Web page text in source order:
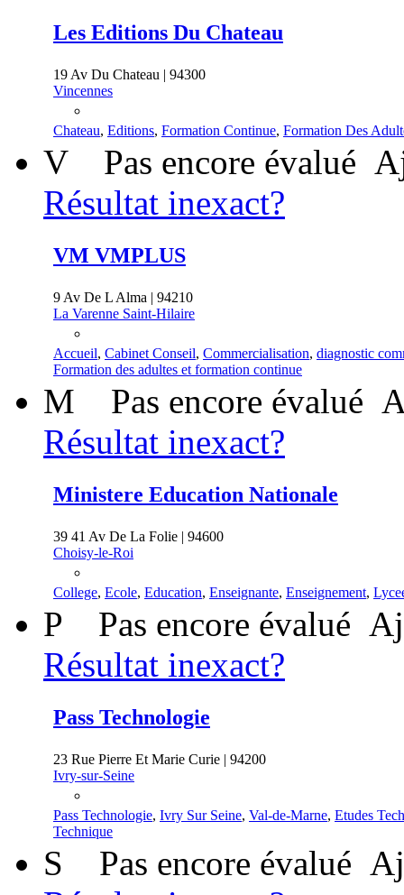
Les Editions Du Chateau
19 Av Du Chateau | 94300
Vincennes
Chateau, Editions, Formation Continue, Formation Des
V Pas encore évalué
Résultat inexact?
VM VMPLUS
9 Av De L Alma | 94210
La Varenne Saint-Hilaire
Accueil, Cabinet Conseil, Commercialisation, diagnostic
Formation des adultes et formation continue
M Pas encore évalué
Résultat inexact?
Ministere Education Nationale
39 41 Av De La Folie | 94600
Choisy-le-Roi
College, Ecole, Education, Enseignante, Enseignement,
P Pas encore évalué
Résultat inexact?
Pass Technologie
23 Rue Pierre Et Marie Curie | 94200
Ivry-sur-Seine
Pass Technologie, Ivry Sur Seine, Val-de-Marne, Etudes
Technique
S Pas encore évalué